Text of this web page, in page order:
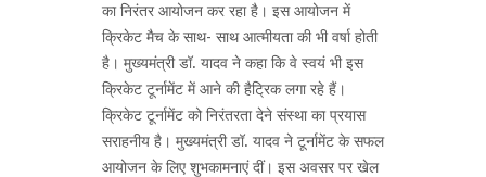
का निरंतर आयोजन कर रहा है। इस आयोजन में
क्रिकेट मैच के साथ- साथ आत्मीयता की भी वर्षा होती
है। मुख्यमंत्री डॉ. यादव ने कहा कि वे स्वयं भी इस
क्रिकेट टूर्नामेंट में आने की हैट्रिक लगा रहे हैं।
क्रिकेट टूर्नामेंट को निरंतरता देने संस्था का प्रयास
सराहनीय है। मुख्यमंत्री डॉ. यादव ने टूर्नामेंट के सफल
आयोजन के लिए शुभकामनाएं दीं। इस अवसर पर खेल